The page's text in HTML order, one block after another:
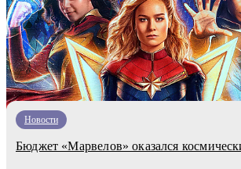
Новости
Бюджет «Марвелов» оказался